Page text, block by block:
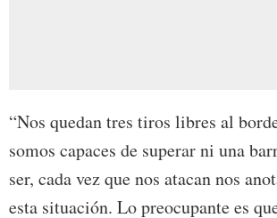
“Nos quedan tres tiros libres al
somos capaces de superar ni una
ser, cada vez que nos atacan nos
esta situación. Lo preocupante es